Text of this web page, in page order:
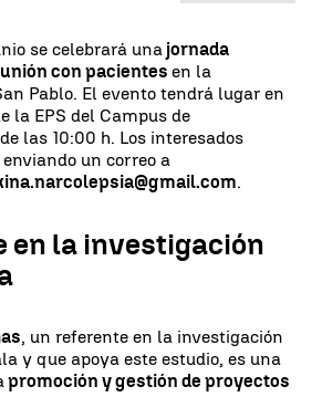
se celebrará una jornada
con pacientes en la
Pablo. El evento tendrá lugar en
la EPS del Campus de
las 10:00 h. Los interesados
un correo a
.
en la investigación
, un referente en la investigación
y que apoya este estudio, es una
promoción y gestión de proyectos